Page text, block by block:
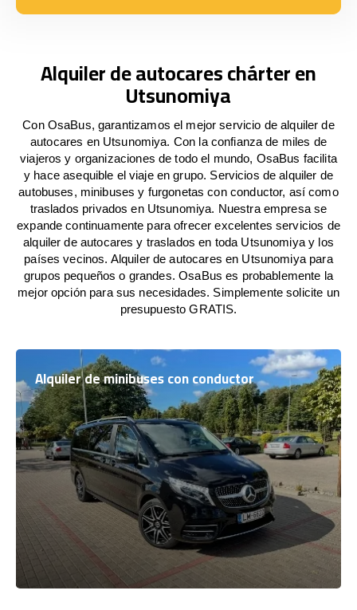
Alquiler de autocares chárter en
Utsunomiya
Con OsaBus, garantizamos el mejor servicio de alquiler de
autocares en Utsunomiya. Con la confianza de miles de
viajeros y organizaciones de todo el mundo, OsaBus facilita
y hace asequible el viaje en grupo. Servicios de alquiler de
autobuses, minibuses y furgonetas con conductor, así como
traslados privados en Utsunomiya. Nuestra empresa se
expande continuamente para ofrecer excelentes servicios de
alquiler de autocares y traslados en toda Utsunomiya y los
países vecinos. Alquiler de autocares en Utsunomiya para
grupos pequeños o grandes. OsaBus es probablemente la
mejor opción para sus necesidades. Simplemente solicite un
presupuesto GRATIS.
Alquiler de minibuses con conductor